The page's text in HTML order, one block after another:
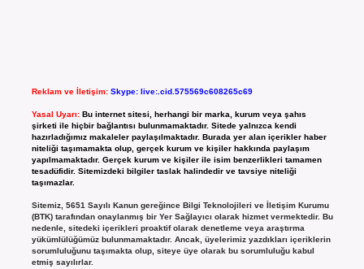
Reklam ve İletişim: Skype: live:.cid.575569c608265c69
Yasal Uyarı: Bu internet sitesi, herhangi bir marka, kurum veya şahıs
şirketi ile hiçbir bağlantısı bulunmamaktadır. Sitede yalnızca kendi
hazırladığımız makaleler paylaşılmaktadır. Burada yer alan içerikler haber
niteliği taşımamakta olup, gerçek kurum ve kişiler hakkında paylaşım
yapılmamaktadır. Gerçek kurum ve kişiler ile isim benzerlikleri tamamen
tesadüfidir. Sitemizdeki bilgiler taslak halindedir ve tavsiye niteliği
taşımazlar.
Sitemiz, 5651 Sayılı Kanun gereğince Bilgi Teknolojileri ve İletişim Kurumu
(BTK) tarafından onaylanmış bir Yer Sağlayıcı olarak hizmet vermektedir. Bu
nedenle, sitedeki içerikleri proaktif olarak denetleme veya araştırma
yükümlülüğümüz bulunmamaktadır. Ancak, üyelerimiz yazdıkları içeriklerin
sorumluluğunu taşımakta olup, siteye üye olarak bu sorumluluğu kabul
etmiş sayılırlar.